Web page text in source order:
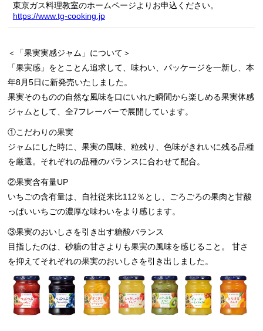
東京ガス料理教室のホームページよりお申込ください。
https://www.tg-cooking.jp
＜「果実実感ジャム」について＞
「果実感」をとことん追求して、味わい、パッケージを一新し、本
年8月5日に新発売いたしました。
果実そのものの自然な風味を口にいれた瞬間から楽しめる果実体感
ジャムとして、全7フレーバーで展開しています。
①こだわりの果実
ジャムにした時に、果実の風味、粒残り、色味がきれいに残る品種
を厳選。それぞれの品種のバランスに合わせて配合。
②果実含有量UP
いちごの含有量は、自社従来比112％とし、ごろごろの果肉と甘酸
っぱいいちごの濃厚な味わいをより感じます。
③果実のおいしさを引き出す糖酸バランス
目指したのは、砂糖の甘さよりも果実の風味を感じること。 甘さ
を抑えてそれぞれの果実のおいしさを引き出しました。